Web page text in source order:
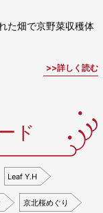
た畑で京野菜収穫体
詳しく読む
ド
Leaf Y.H
京北桜めぐり